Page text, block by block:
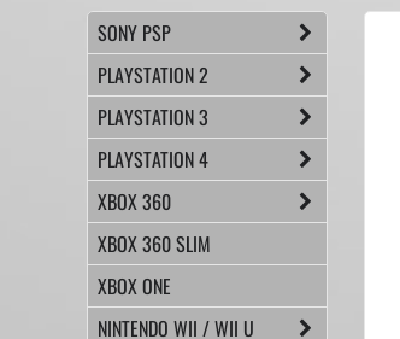
SONY PSP
PLAYSTATION 2
PLAYSTATION 3
PLAYSTATION 4
XBOX 360
XBOX 360 SLIM
XBOX ONE
NINTENDO WII / WII U